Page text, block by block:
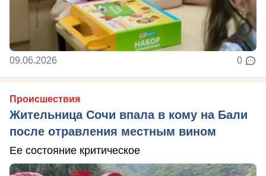
09.06.2026 0
Происшествия
Жительница Сочи впала в кому на Бали
после отравления местным вином
Ее состояние критическое